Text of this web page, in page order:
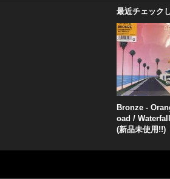
最近チェック
Bronze -
oad /
(新品未使用!!)